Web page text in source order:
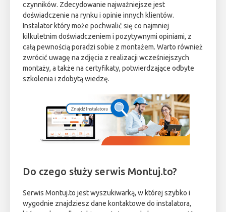
czynników. Zdecydowanie najważniejsze jest
doświadczenie na rynku i opinie innych klientów.
Instalator który może pochwalić się co najmniej
kilkuletnim doświadczeniem i pozytywnymi opiniami, z
całą pewnością poradzi sobie z montażem. Warto również
zwrócić uwagę na zdjęcia z realizacji wcześniejszych
montaży, a także na certyfikaty, potwierdzające odbyte
szkolenia i zdobytą wiedzę.
Do czego służy serwis Montuj.to?
Serwis Montuj.to jest wyszukiwarką, w której szybko i
wygodnie znajdziesz dane kontaktowe do instalatora,